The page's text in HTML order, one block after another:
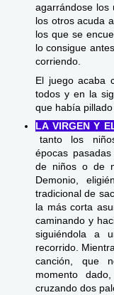
agarrándose los
los otros acuda
los que se
lo consigue
corriendo.
El juego acaba
todos y en la
que había
LA VIRGEN Y
tanto los
épocas
de niños o de
Demonio,
tradicional de
la más corta
caminando y
siguiéndola a
recorrido.
canción, que
momento
cruzando dos